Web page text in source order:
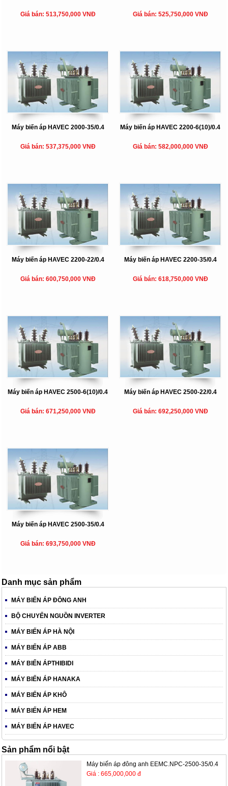
Giá bán: 513,750,000 VNĐ Giá bán: 525,750,000 VNĐ
Máy biến áp HAVEC 2000-35/0.4
Giá bán: 537,375,000 VNĐ
Máy biến áp HAVEC 2200-6(10)/0.4
Giá bán: 582,000,000 VNĐ
Máy biến áp HAVEC 2200-22/0.4
Giá bán: 600,750,000 VNĐ
Máy biến áp HAVEC 2200-35/0.4
Giá bán: 618,750,000 VNĐ
Máy biến áp HAVEC 2500-6(10)/0.4
Giá bán: 671,250,000 VNĐ
Máy biến áp HAVEC 2500-22/0.4
Giá bán: 692,250,000 VNĐ
Máy biến áp HAVEC 2500-35/0.4
Giá bán: 693,750,000 VNĐ
Danh mục sản phẩm
MÁY BIẾN ÁP ĐÔNG ANH
BỘ CHUYỂN NGUỒN INVERTER
MÁY BIẾN ÁP HÀ NỘI
MÁY BIẾN ÁP ABB
MÁY BIẾN ÁPTHIBIDI
MÁY BIẾN ÁP HANAKA
MÁY BIẾN ÁP KHÔ
MÁY BIẾN ÁP HEM
MÁY BIẾN ÁP HAVEC
Sản phẩm nổi bật
Máy biến áp đông anh EEMC.NPC-2500-35/0.4
Giá : 665,000,000 đ